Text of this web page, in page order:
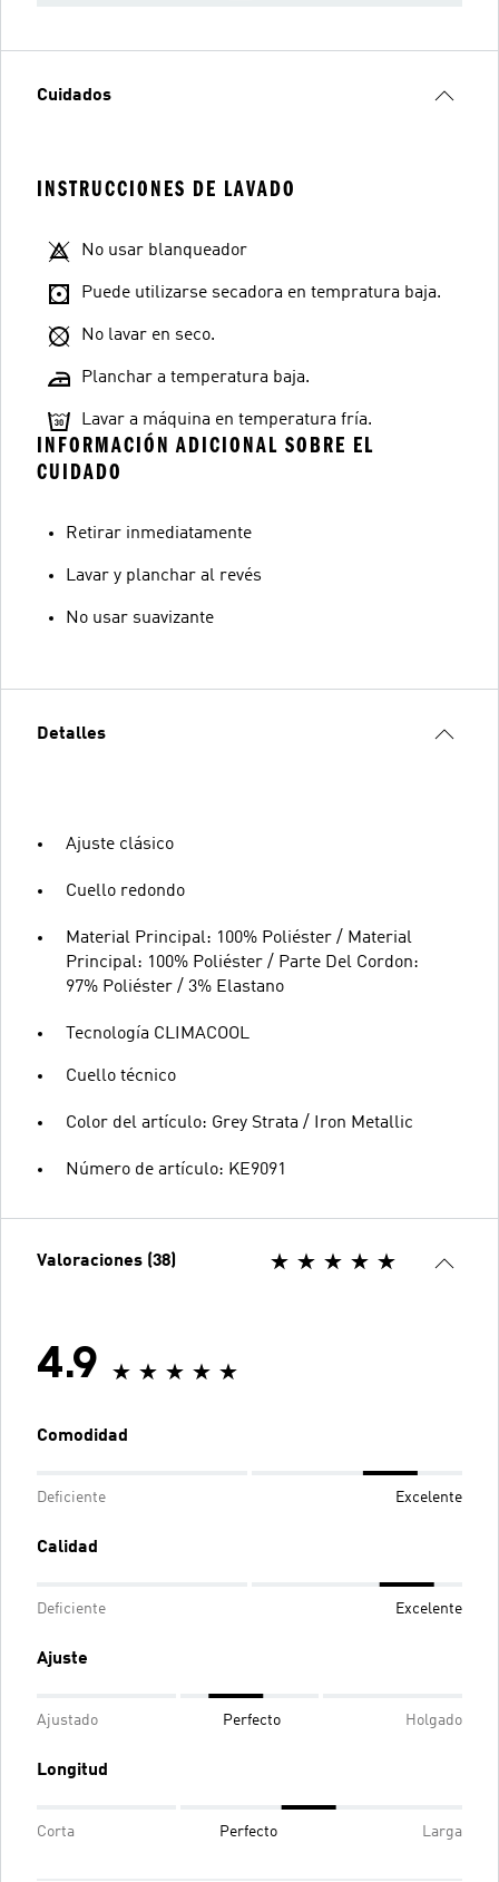
Cuidados
INSTRUCCIONES DE LAVADO
No usar blanqueador
Puede utilizarse secadora en tempratura baja.
No lavar en seco.
Planchar a temperatura baja.
Lavar a máquina en temperatura fría.
INFORMACIÓN ADICIONAL SOBRE EL
CUIDADO
Retirar inmediatamente
Lavar y planchar al revés
No usar suavizante
Detalles
Ajuste clásico
Cuello redondo
Material Principal: 100% Poliéster / Material
Principal: 100% Poliéster / Parte Del Cordon:
97% Poliéster / 3% Elastano
Tecnología CLIMACOOL
Cuello técnico
Color del artículo: Grey Strata / Iron Metallic
Número de artículo: KE9091
Valoraciones (38)
4.9
Comodidad
Deficiente Excelente
Calidad
Deficiente Excelente
Ajuste
Ajustado Perfecto Holgado
Longitud
Corta Perfecto Larga